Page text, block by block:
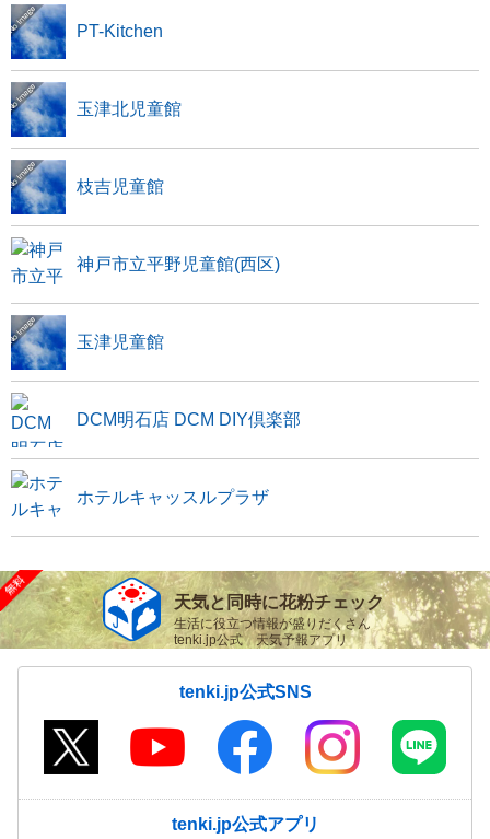
PT-Kitchen
玉津北児童館
枝吉児童館
神戸市立平野児童館(西区)
玉津児童館
DCM明石店 DCM DIY倶楽部
ホテルキャッスルプラザ
天気と同時に花粉チェック
生活に役立つ情報が盛りだくさん
tenki.jp公式 天気予報アプリ
tenki.jp公式SNS
tenki.jp公式アプリ